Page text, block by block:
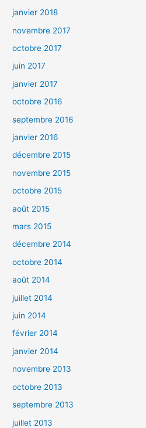
janvier 2018
novembre 2017
octobre 2017
juin 2017
janvier 2017
octobre 2016
septembre 2016
janvier 2016
décembre 2015
novembre 2015
octobre 2015
août 2015
mars 2015
décembre 2014
octobre 2014
août 2014
juillet 2014
juin 2014
février 2014
janvier 2014
novembre 2013
octobre 2013
septembre 2013
juillet 2013